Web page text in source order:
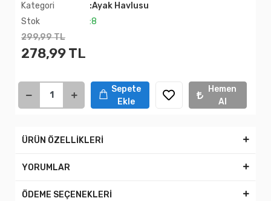
Kategori
:Ayak Havlusu
Stok
:8
299,99 TL
278,99 TL
Sepete
Ekle
Hemen
Al
ÜRÜN ÖZELLİKLERİ
YORUMLAR
ÖDEME SEÇENEKLERİ